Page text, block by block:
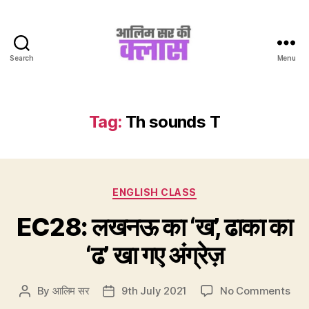
Search
Class
Menu
Tag: Th sounds T
Categories
ENGLISH CLASS
EC28: लखनऊ का ‘ख’, ढाका का
‘ढ’ खा गए अंग्रेज़
Post
By आलिम सर
Post9th July 2021 No Commentson